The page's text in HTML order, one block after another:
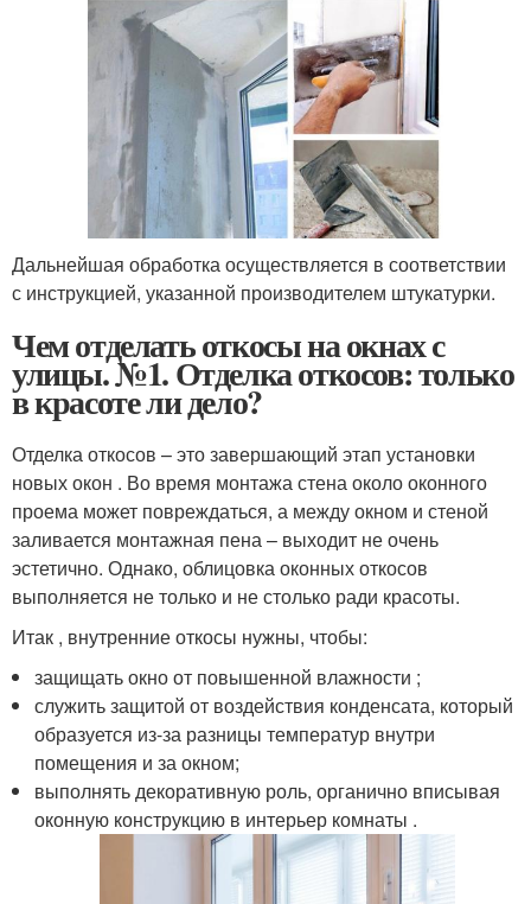
Дальнейшая обработка осуществляется в соответствии
с инструкцией, указанной производителем штукатурки.
Чем отделать откосы на окнах с
улицы. №1. Отделка откосов: только
в красоте ли дело?
Отделка откосов – это завершающий этап установки
новых окон . Во время монтажа стена около оконного
проема может повреждаться, а между окном и стеной
заливается монтажная пена – выходит не очень
эстетично. Однако, облицовка оконных откосов
выполняется не только и не столько ради красоты.
Итак , внутренние откосы нужны, чтобы:
защищать окно от повышенной влажности ;
служить защитой от воздействия конденсата, который
образуется из-за разницы температур внутри
помещения и за окном;
выполнять декоративную роль, органично вписывая
оконную конструкцию в интерьер комнаты .